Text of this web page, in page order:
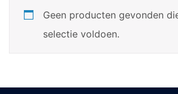
Geen producten gevonden
selectie voldoen.